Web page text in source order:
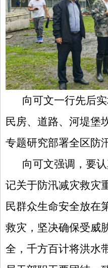
向可文一行先后
民房、道路、河堤堡
专题研究部署全区防
向可文强调， 要
记关于防汛减灾救灾
民群众生命安全放在
救灾，坚决确保受威
全，千方百计将洪水